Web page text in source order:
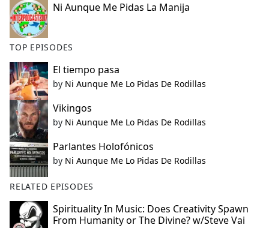
Ni Aunque Me Pidas La Manija
TOP EPISODES
El tiempo pasa
by Ni Aunque Me Lo Pidas De Rodillas
Vikingos
by Ni Aunque Me Lo Pidas De Rodillas
Parlantes Holofónicos
by Ni Aunque Me Lo Pidas De Rodillas
RELATED EPISODES
Spirituality In Music: Does Creativity Spawn
From Humanity or The Divine? w/Steve Vai